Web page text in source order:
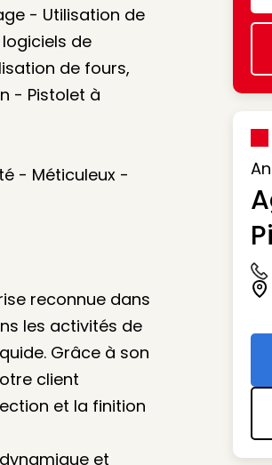
- Utilisation de
de
de fours,
- Pistolet à
- Méticuleux -
reconnue dans
les activités de
Grâce à son
client
et la finition
et